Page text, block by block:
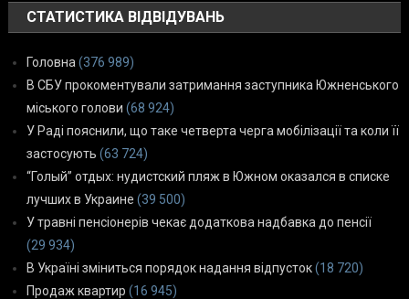
СТАТИСТИКА ВІДВІДУВАНЬ
Головна (376 989)
В СБУ прокоментували затримання заступника Южненського
міського голови (68 924)
У Раді пояснили, що таке четверта черга мобілізації та коли її
застосують (63 724)
“Голый” отдых: нудистский пляж в Южном оказался в списке
лучших в Украине (39 500)
У травні пенсіонерів чекає додаткова надбавка до пенсії
(29 934)
В Україні зміниться порядок надання відпусток(18 720)
Продаж квартир (16 945)